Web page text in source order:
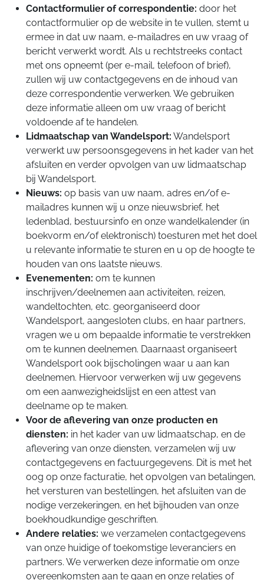
Contactformulier of correspondentie: door het
contactformulier op de website in te vullen, stemt u
ermee in dat uw naam, e-mailadres en uw vraag of
bericht verwerkt wordt. Als u rechtstreeks contact
met ons opneemt (per e-mail, telefoon of brief),
zullen wij uw contactgegevens en de inhoud van
deze correspondentie verwerken. We gebruiken
deze informatie alleen om uw vraag of bericht
voldoende af te handelen.
Lidmaatschap van Wandelsport: Wandelsport
verwerkt uw persoonsgegevens in het kader van het
afsluiten en verder opvolgen van uw lidmaatschap
bij Wandelsport.
Nieuws: op basis van uw naam, adres en/of e-
mailadres kunnen wij u onze nieuwsbrief, het
ledenblad, bestuursinfo en onze wandelkalender (in
boekvorm en/of elektronisch) toesturen met het doel
u relevante informatie te sturen en u op de hoogte te
houden van ons laatste nieuws.
Evenementen: om te kunnen
inschrijven/deelnemen aan activiteiten, reizen,
wandeltochten, etc. georganiseerd door
Wandelsport, aangesloten clubs, en haar partners,
vragen we u om bepaalde informatie te verstrekken
om te kunnen deelnemen. Daarnaast organiseert
Wandelsport ook bijscholingen waar u aan kan
deelnemen. Hiervoor verwerken wij uw gegevens
om een aanwezigheidslijst en een attest van
deelname op te maken.
Voor de aflevering van onze producten en
diensten: in het kader van uw lidmaatschap, en de
aflevering van onze diensten, verzamelen wij uw
contactgegevens en factuurgegevens. Dit is met het
oog op onze facturatie, het opvolgen van betalingen,
het versturen van bestellingen, het afsluiten van de
nodige verzekeringen, en het bijhouden van onze
boekhoudkundige geschriften.
Andere relaties: we verzamelen contactgegevens
van onze huidige of toekomstige leveranciers en
partners. We verwerken deze informatie om onze
overeenkomsten aan te gaan en onze relaties of